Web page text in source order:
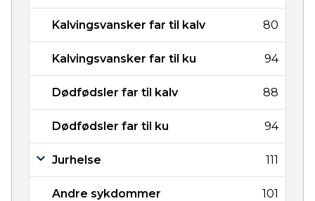
Kalvingsvansker far til kalv 80
Kalvingsvansker far til ku 94
Dødfødsler far til kalv 88
Dødfødsler far til ku 94
Jurhelse 111
Andre sykdommer 101